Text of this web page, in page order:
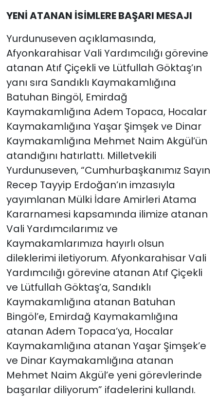
YENİ ATANAN İSİMLERE BAŞARI MESAJI
Yurdunuseven açıklamasında,
Afyonkarahisar Vali Yardımcılığı görevine
atanan Atıf Çiçekli ve Lütfullah Göktaş’ın
yanı sıra Sandıklı Kaymakamlığına
Batuhan Bingöl, Emirdağ
Kaymakamlığına Adem Topaca, Hocalar
Kaymakamlığına Yaşar Şimşek ve Dinar
Kaymakamlığına Mehmet Naim Akgül’ün
atandığını hatırlattı. Milletvekili
Yurdunuseven, “Cumhurbaşkanımız Sayın
Recep Tayyip Erdoğan’ın imzasıyla
yayımlanan Mülki İdare Amirleri Atama
Kararnamesi kapsamında ilimize atanan
Vali Yardımcılarımız ve
Kaymakamlarımıza hayırlı olsun
dileklerimi iletiyorum. Afyonkarahisar Vali
Yardımcılığı görevine atanan Atıf Çiçekli
ve Lütfullah Göktaş’a, Sandıklı
Kaymakamlığına atanan Batuhan
Bingöl’e, Emirdağ Kaymakamlığına
atanan Adem Topaca’ya, Hocalar
Kaymakamlığına atanan Yaşar Şimşek’e
ve Dinar Kaymakamlığına atanan
Mehmet Naim Akgül’e yeni görevlerinde
başarılar diliyorum” ifadelerini kullandı.